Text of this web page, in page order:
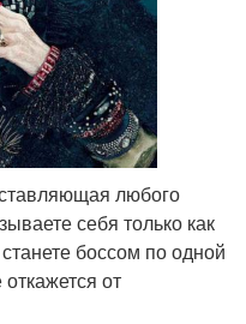
любого
себя только как
боссом по одной
от